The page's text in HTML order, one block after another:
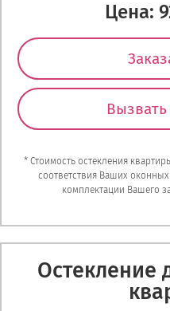
Цена:
* Стоимость остекления
соответствия Ваших
комплектации Вашего
Остекление